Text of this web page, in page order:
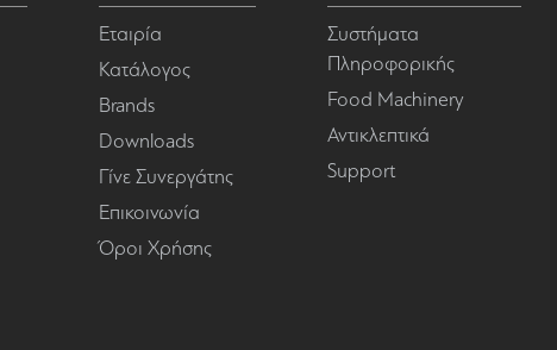
Εταιρία
Κατάλογος
Brands
Downloads
Γίνε Συνεργάτης
Επικοινωνία
Όροι Χρήσης
Συστήματα
Πληροφορικής
Food Machinery
Αντικλεπτικά
Support